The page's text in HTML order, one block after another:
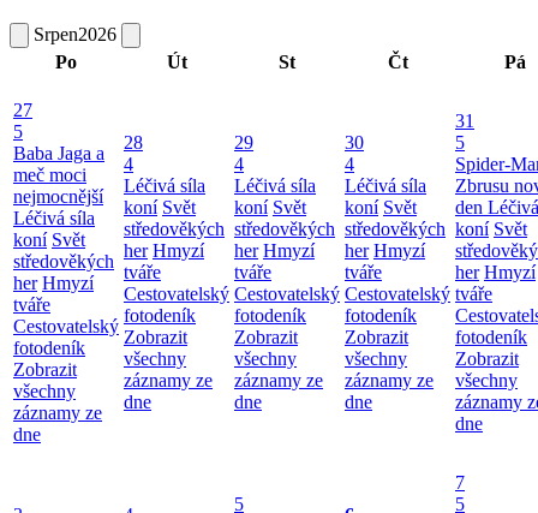
Srpen2026
Po
Út St Čt Pá
27
5
Baba Jaga a
meč moci
nejmocnější
Léčivá síla
koní Svět
středověkých
her Hmyzí
tváře
Cestovatelský
fotodeník
Zobrazit
všechny
záznamy ze
dne
28
4
Léčivá síla
koní Svět
středověkých
her Hmyzí
tváře
Cestovatelský
fotodeník
Zobrazit
všechny
záznamy ze
dne
29
4
Léčivá síla
koní Svět
středověkých
her Hmyzí
tváře
Cestovatelský
fotodeník
Zobrazit
všechny
záznamy ze
dne
30
4
Léčivá síla
koní Svět
středověkých
her Hmyzí
tváře
Cestovatelský
fotodeník
Zobrazit
všechny
záznamy ze
dne
31
5
Spider-
Zbrusu
den
koní Svět
her Hmyzí
tváře
fotodeník
Zobrazit
všechny
záznamy
dne
5
7
5